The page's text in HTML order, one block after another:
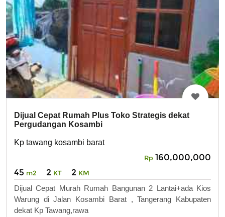
Dijual Cepat Rumah Plus Toko Strategis dekat
Pergudangan Kosambi
Kp tawang kosambi barat
Rp 160,000,000
45 m2 2 KT 2 KM
Dijual Cepat Murah Rumah Bangunan 2 Lantai+ada Kios
Warung di Jalan Kosambi Barat , Tangerang Kabupaten
dekat Kp Tawang,rawa